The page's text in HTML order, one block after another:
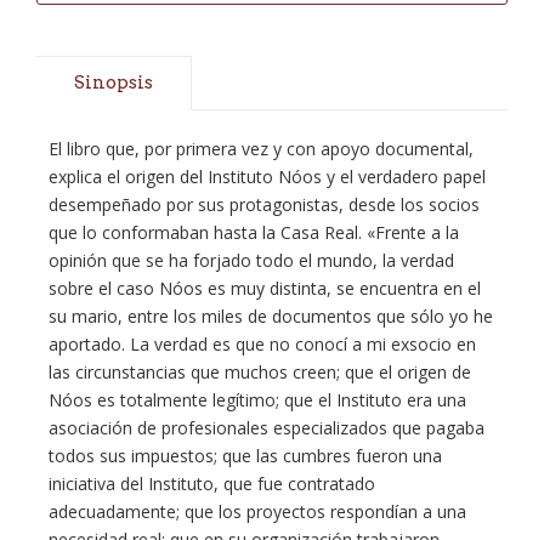
Sinopsis
El libro que, por primera vez y con apoyo documental,
explica el origen del Instituto Nóos y el verdadero papel
desempeñado por sus protagonistas, desde los socios
que lo conformaban hasta la Casa Real. «Frente a la
opinión que se ha forjado todo el mundo, la verdad
sobre el caso Nóos es muy distinta, se encuentra en el
su mario, entre los miles de documentos que sólo yo he
aportado. La verdad es que no conocí a mi exsocio en
las circunstancias que muchos creen; que el origen de
Nóos es totalmente legítimo; que el Instituto era una
asociación de profesionales especializados que pagaba
todos sus impuestos; que las cumbres fueron una
iniciativa del Instituto, que fue contratado
adecuadamente; que los proyectos respondían a una